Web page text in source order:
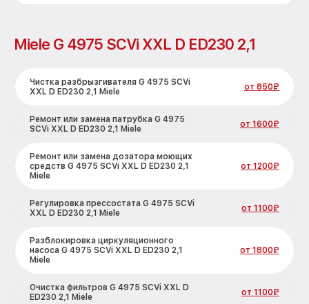
Miele G 4975 SCVi XXL D ED230 2,1
Чистка разбрызгивателя G 4975 SCVi
XXL D ED230 2,1 Miele
от 850₽
Ремонт или замена патрубка G 4975
SCVi XXL D ED230 2,1 Miele
от 1600₽
Ремонт или замена дозатора моющих
средств G 4975 SCVi XXL D ED230 2,1
Miele
от 1200₽
Регулировка прессостата G 4975 SCVi
XXL D ED230 2,1 Miele
от 1100₽
Разблокировка циркуляционного
насоса G 4975 SCVi XXL D ED230 2,1
Miele
от 1800₽
Очистка фильтров G 4975 SCVi XXL D
ED230 2,1 Miele
от 1100₽